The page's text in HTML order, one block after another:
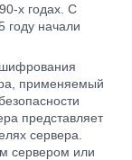
х годах. С
году начали
применяемый
представляет
сервера.
сервером или